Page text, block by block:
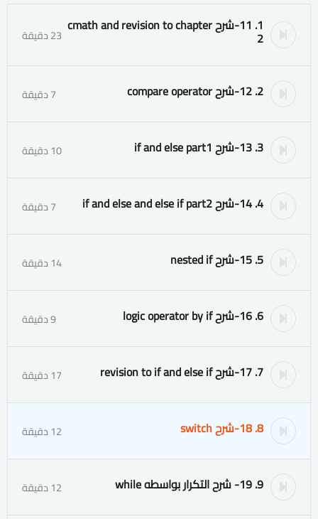
1. 11-شرح cmath and revision to chapter
2 23 دقيقة
2. 12-شرح compare operator 7 دقيقة
3. 13-شرح if and else part1 10 دقيقة
4. 14-شرح if and else and else if part2 7 دقيقة
5. 15-شرح nested if 14 دقيقة
6. 16-شرح logic operator by if 9 دقيقة
7. 17-شرح revision to if and else if 17 دقيقة
8. 18-شرح switch 12 دقيقة
9. 19- شرح التكرار بواسطه while 12 دقيقة